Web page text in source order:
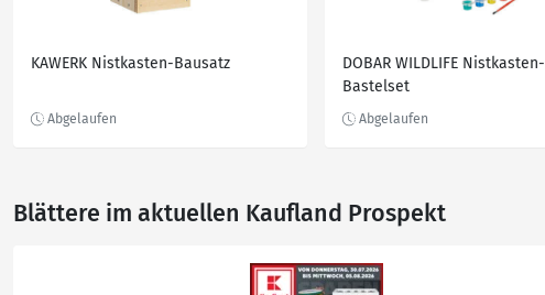
KAWERK Nistkasten-Bausatz
DOBAR WILDLIFE Nistkasten-
Bastelset
Blättere im aktuellen Kaufland Prospekt